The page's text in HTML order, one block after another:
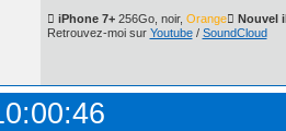
 iPhone 7+256Go, noir, Orange Nouvel
Retrouvez-moi sur Youtube/ SoundCloud